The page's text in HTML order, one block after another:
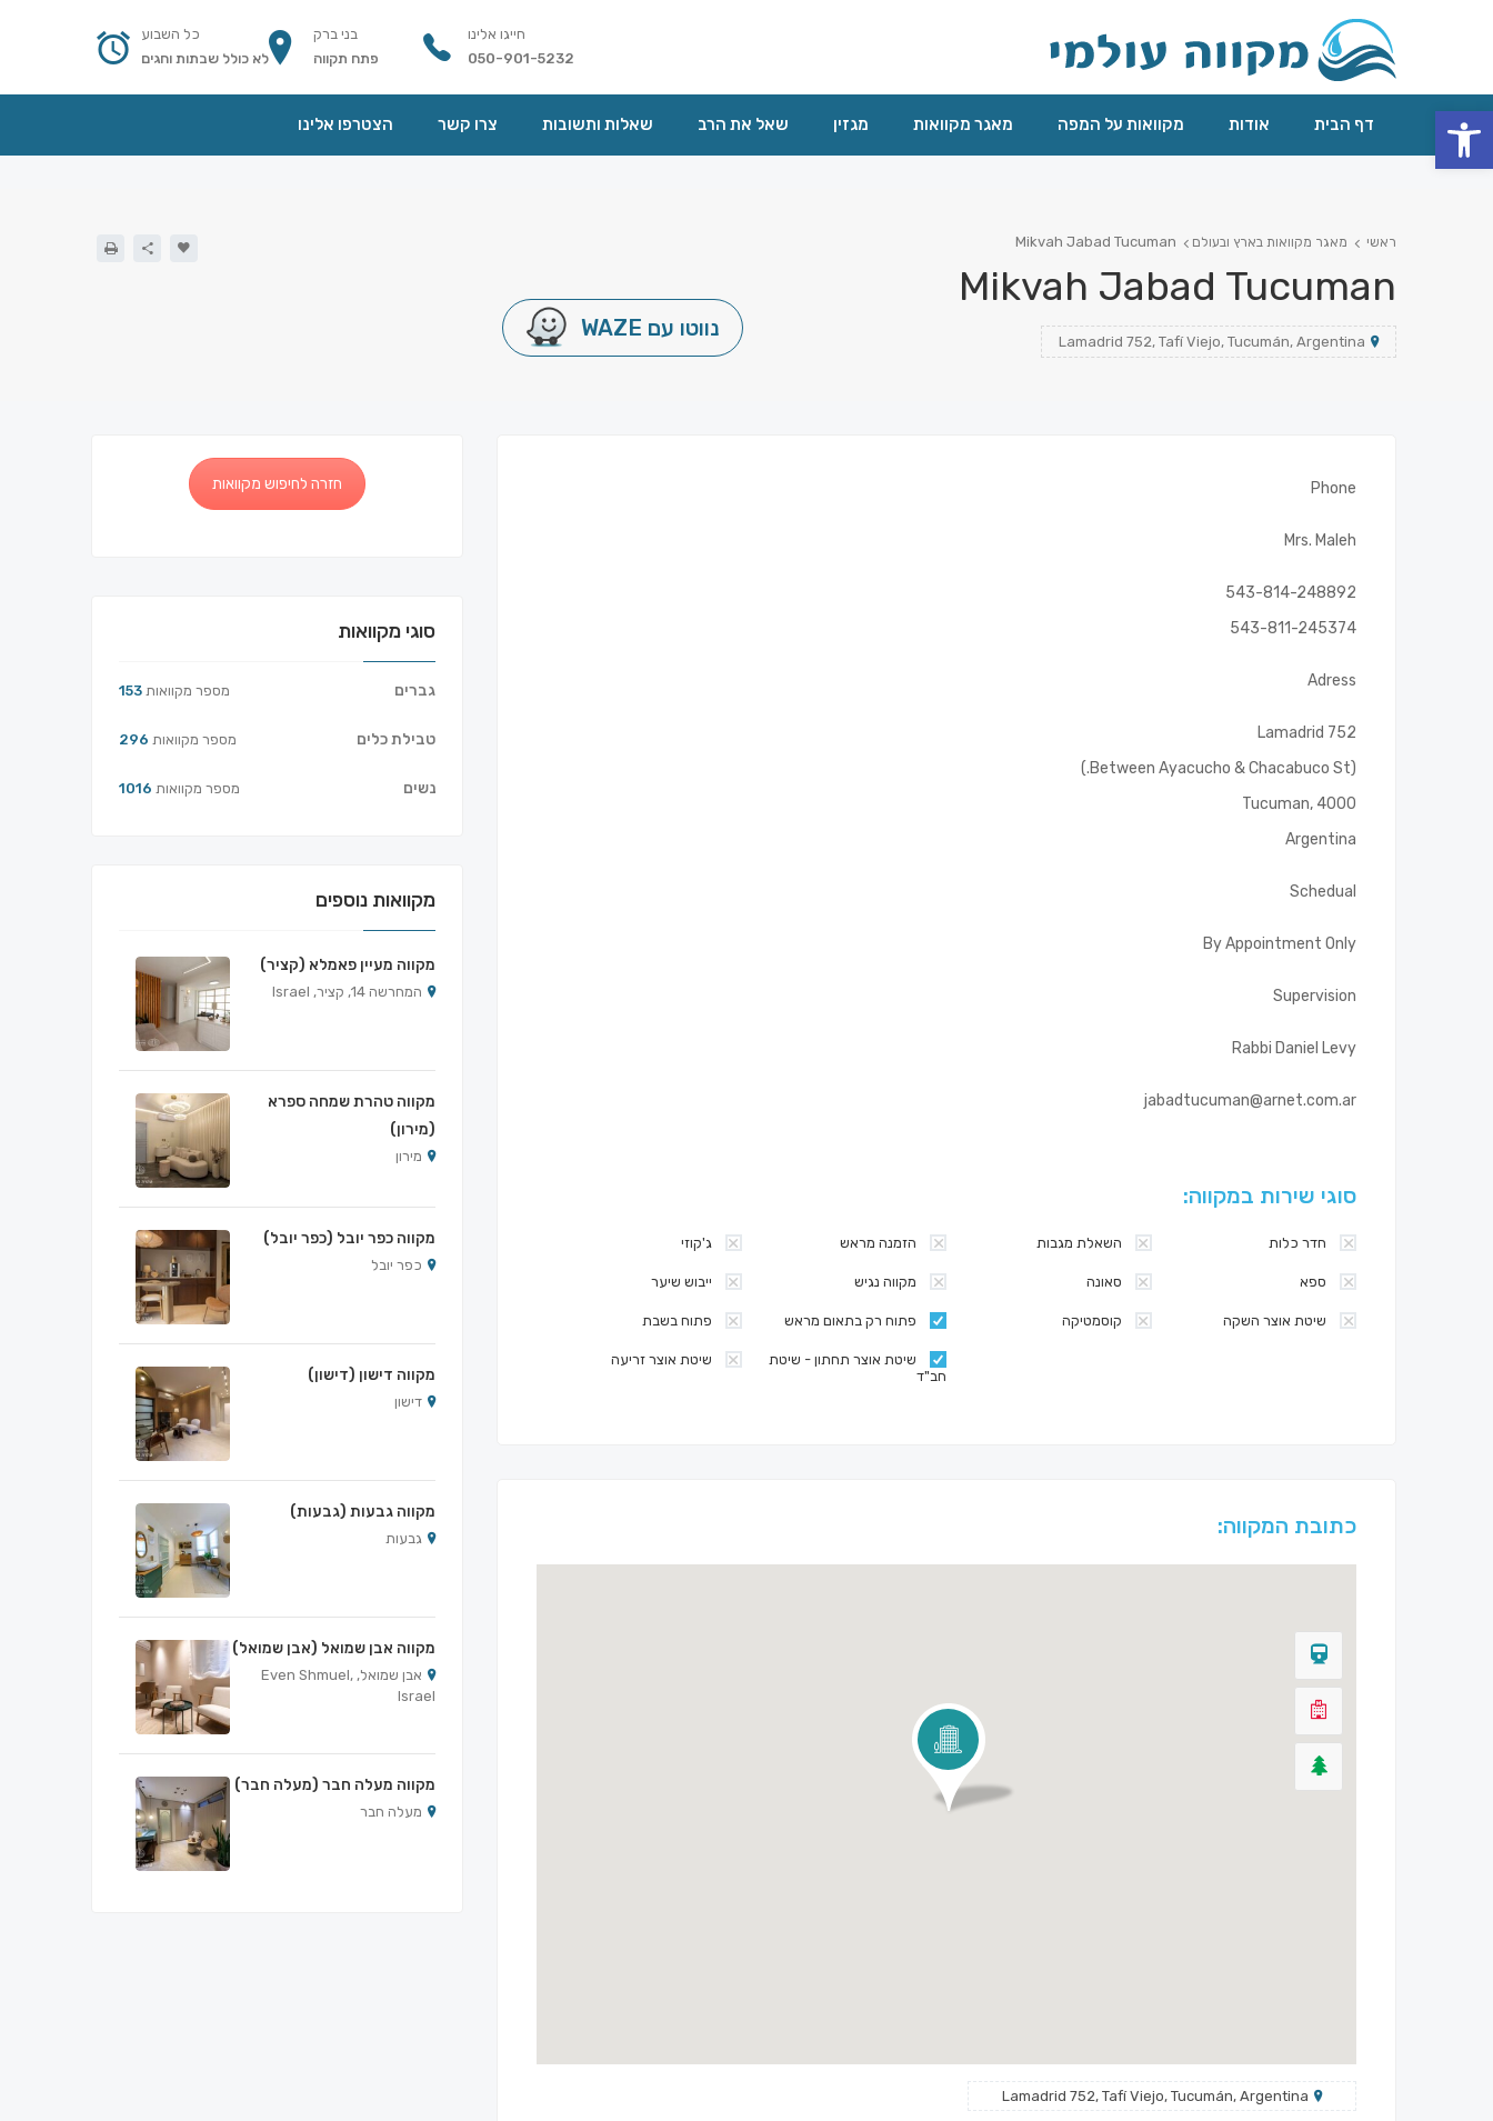
חייגו אלינו
050-901-5232
בני ברק
פתח תקווה
כל השבוע
לא כולל שבתות וחגים
דף הבית אודות מקוואות על המפה מאגר מקוואות מגזין שאל את הרב שאלות ותשובות צרו קשר הצטרפו אלינו
ראשי מאגר מקוואות בארץ ובעולם
Mikvah Jabad Tucuman
Lamadrid 752, Tafí Viejo, Tucumán, Argentina
נווטו עם WAZE
Phone
Mrs. Maleh
543-814-248892
543-811-245374
Adress
Lamadrid 752
(Between Ayacucho & Chacabuco St.)
Tucuman, 4000
Argentina
Schedual
By Appointment Only
Supervision
Rabbi Daniel Levy
jabadtucuman@arnet.com.ar
סוגי שירות במקווה:
ג'קוזי הזמנה מראש השאלת מגבות חדר כלות
ייבוש שיער מקווה נגיש סאונה ספא
פתוח בשבת פתוח רק בתאום מראש קוסמטיקה שיטת אוצר השקה
שיטת אוצר זריעה
שיטת אוצר תחתון - שיטת
חב"ד
כתובת המקווה:
Lamadrid 752, Tafí Viejo, Tucumán, Argentina
חזרה לחיפוש מקוואות
סוגי מקוואות
גברים 153 מספר מקוואות
טבילת כלים 296 מספר מקוואות
נשים 1016 מספר מקוואות
מקוואות נוספים
מקווה מעיין פאמלא (קציר)
המחרשה 14, קציר, Israel
מקווה טהרת שמחה ספרא
(מירון)
מירון
מקווה כפר יובל (כפר יובל)
כפר יובל
מקווה דישון (דישון)
דישון
מקווה גבעות (גבעות)
גבעות
מקווה אבן שמואל (אבן שמואל)
אבן שמואל, Even Shmuel,
Israel
מקווה מעלה חבר (מעלה חבר)
מעלה חבר
פתח סרגל נגישות